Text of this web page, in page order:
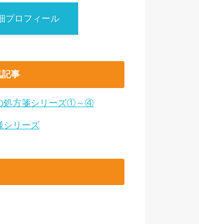
プロフィール
記事
処方箋シリーズ①～④
シリーズ